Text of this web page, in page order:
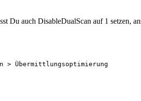
Du auch DisableDualScan auf 1 setzen,
> Übermittlungsoptimierung